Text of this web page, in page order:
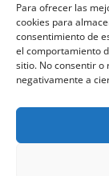
Para ofrecer las
cookies para
consentimiento de
el comportamiento
sitio. No consentir
negativamente a
QUIENES
TIENDA
BLOG
CONTACTO
POLITICAS